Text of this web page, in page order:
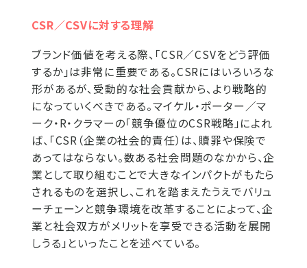
CSR／CSVに対する理解
ブランド価値を考える際、「CSR／CSVをどう評価
するか」は非常に重要である。CSRにはいろいろな
形があるが、受動的な社会貢献から、より戦略的
になっていくべきである。マイケル・ポーター／マ
ーク・R・クラマーの「競争優位のCSR戦略」によれ
ば、「CSR（企業の社会的責任）は、贖罪や保険で
あってはならない。数ある社会問題のなかから、企
業として取り組むことで大きなインパクトがもたら
されるものを選択し、これを踏まえたうえでバリュ
ーチェーンと競争環境を改革することによって、企
業と社会双方がメリットを享受できる活動を展開
しうる」といったことを述べている。